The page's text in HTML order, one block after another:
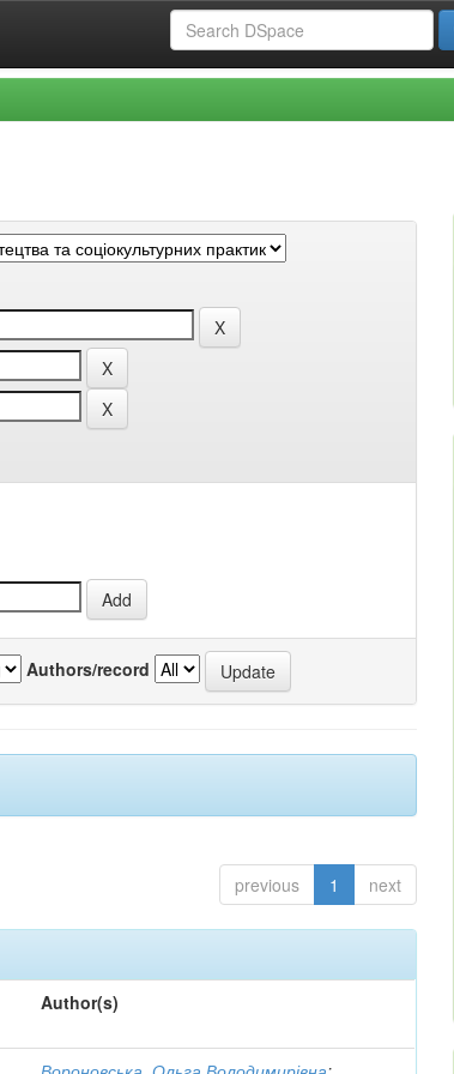
Authors/record
previous 1 next
Author(s)